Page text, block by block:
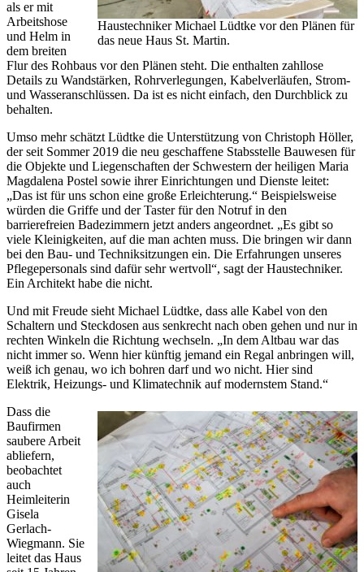
Haustechniker Michael Lüdtke vor den Plänen für
das neue Haus St. Martin.
als er mit
Arbeitshose
und Helm in
dem breiten
Flur des Rohbaus vor den Plänen steht. Die enthalten zahllose
Details zu Wandstärken, Rohrverlegungen, Kabelverläufen, Strom-
und Wasseranschlüssen. Da ist es nicht einfach, den Durchblick zu
behalten.
Umso mehr schätzt Lüdtke die Unterstützung von Christoph Höller,
der seit Sommer 2019 die neu geschaffene Stabsstelle Bauwesen für
die Objekte und Liegenschaften der Schwestern der heiligen Maria
Magdalena Postel sowie ihrer Einrichtungen und Dienste leitet:
„Das ist für uns schon eine große Erleichterung.“ Beispielsweise
würden die Griffe und der Taster für den Notruf in den
barrierefreien Badezimmern jetzt anders angeordnet. „Es gibt so
viele Kleinigkeiten, auf die man achten muss. Die bringen wir dann
bei den Bau- und Techniksitzungen ein. Die Erfahrungen unseres
Pflegepersonals sind dafür sehr wertvoll“, sagt der Haustechniker.
Ein Architekt habe die nicht.
Und mit Freude sieht Michael Lüdtke, dass alle Kabel von den
Schaltern und Steckdosen aus senkrecht nach oben gehen und nur in
rechten Winkeln die Richtung wechseln. „In dem Altbau war das
nicht immer so. Wenn hier künftig jemand ein Regal anbringen will,
weiß ich genau, wo ich bohren darf und wo nicht. Hier sind
Elektrik, Heizungs- und Klimatechnik auf modernstem Stand.“
Dass die
Baufirmen
saubere Arbeit
abliefern,
beobachtet
auch
Heimleiterin
Gisela
Gerlach-
Wiegmann. Sie
leitet das Haus